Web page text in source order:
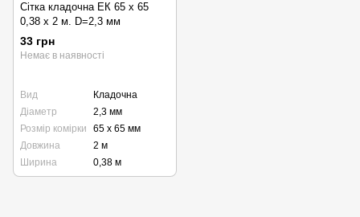
Сітка кладочна ЕК 65 х 65
0,38 х 2 м. D=2,3 мм
33 грн
Немає в наявності
Вид
Кладочна
Діаметр
2,3 мм
Розмір комірки
65 х 65 мм
Довжина
2 м
Ширина
0,38 м